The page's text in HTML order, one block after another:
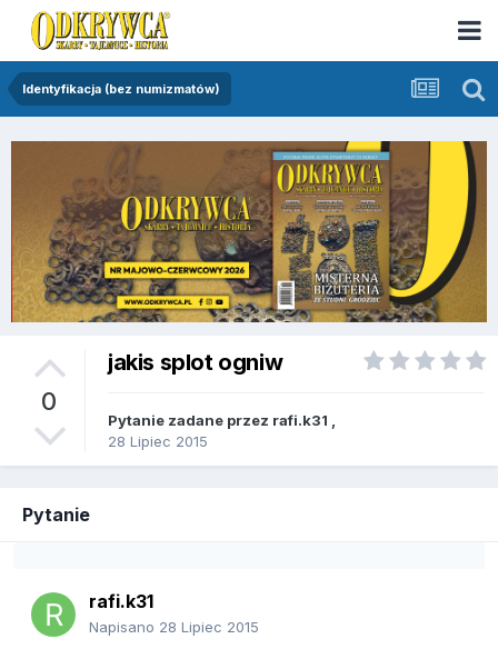
Identyfikacja (bez numizmatów)
0
jakis splot ogniw
Pytanie zadane przez rafi.k31
28 Lipiec 2015
Pytanie
rafi.k31
Napisano 28 Lipiec 2015